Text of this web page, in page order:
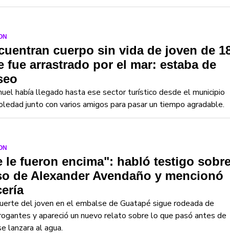
cuerpo sin vida de joven de
fue arrastrado por el mar: estaba de
había llegado hasta ese sector turístico desde el municipio
junto con varios amigos para pasar un tiempo agradable.
le fueron encima": habló testigo
de Alexander Avendaño y mencionó
del joven en el embalse de Guatapé sigue rodeada de
y apareció un nuevo relato sobre lo que pasó antes de
lanzara al agua.